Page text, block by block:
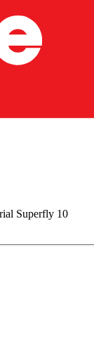
Superfly 10